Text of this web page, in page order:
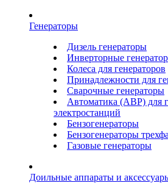
Генераторы
Дизель генераторы
Инверторные
Колеса для генераторов
Принадлежности для
Сварочные генераторы
Автоматика (АВР) для
электростанций
Бензогенераторы
Бензогенераторы
Газовые генераторы
Доильные аппараты и